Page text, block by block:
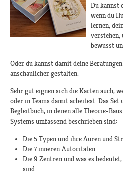
Du kannst
wenn du
lernen,
verstehen,
bewusst
Oder du kannst damit deine
anschaulicher gestalten.
Sehr gut eignen sich die Karten auch,
oder in Teams damit arbeitest. Das
Begleitbuch, in denen alle Theorie-
Systems umfassend beschrieben sind:
Die 5 Typen und ihre Auren und
Die 7 inneren Autoritäten.
Die 9 Zentren und was es
sind.